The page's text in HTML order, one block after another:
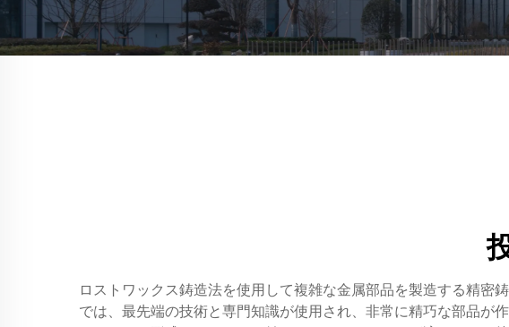
ロストワックス鋳造法を使用して複雑な金属部品を製造する精密
では、最先端の技術と専門知識が使用され、非常に精巧な部品が